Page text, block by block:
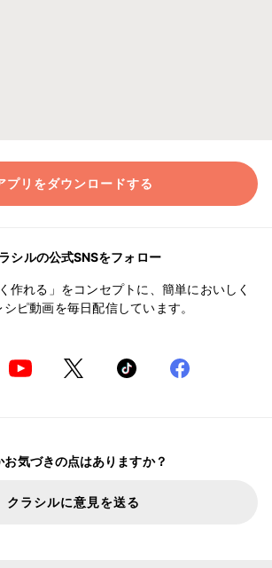
プリをダウンロードする
シルの公式SNSをフォロー
作れる」をコンセプトに、簡単においしく
ピ動画を毎日配信しています。
お気づきの点はありますか？
クラシルに意見を送る